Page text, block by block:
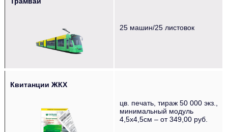
25 машин/25 листовок
Квитанции ЖКХ
цв. печать, тираж 50 000 экз.,
минимальный модуль
4,5х4,5см – от 349,00 руб.